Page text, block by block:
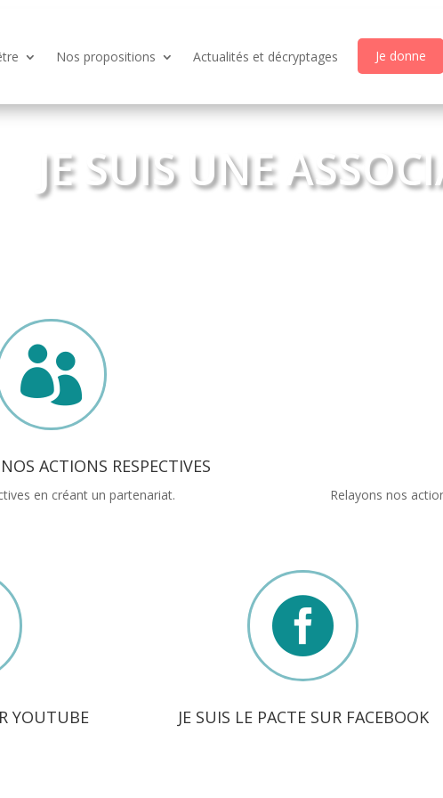
Nos propositions Actualités et décryptages Je donne
JE SUIS UNE

ACTIONS RESPECTIVES
en créant un partenariat. Relayons nos
YOUTUBE

JE SUIS LE PACTE SUR FACEBOOK